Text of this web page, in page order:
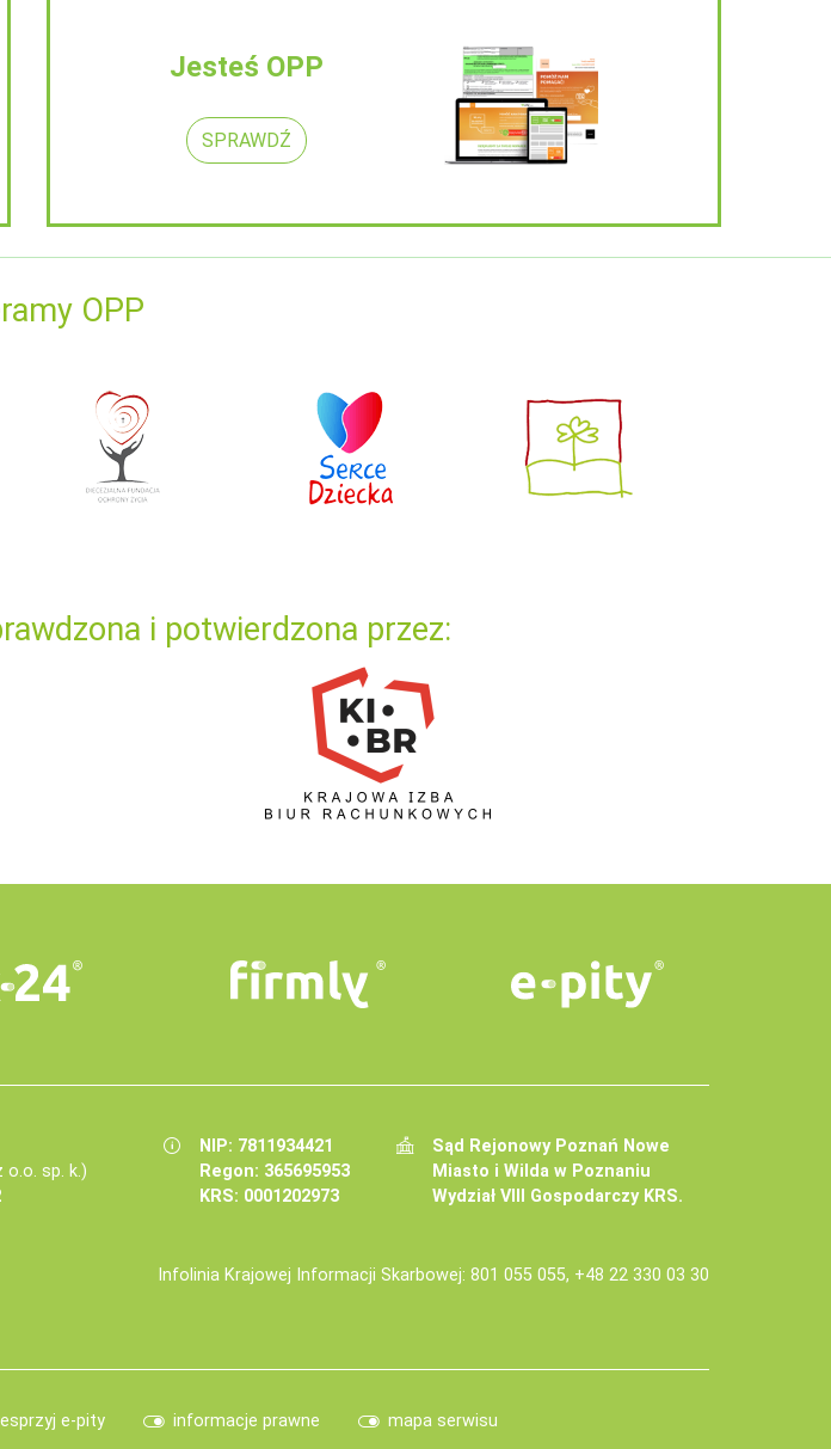
Jesteś OPP
SPRAWDŹ
OPP
i potwierdzona przez:
o.o. sp. k.)
NIP: 7811934421
Regon: 365695953
KRS: 0001202973
Sąd Rejonowy Poznań Nowe
Miasto i Wilda w Poznaniu
Wydział VIII Gospodarczy KRS.
Infolinia Krajowej Informacji Skarbowej: 801 055 055, +48 22 330 03 30
e-pity informacje prawne mapa serwisu